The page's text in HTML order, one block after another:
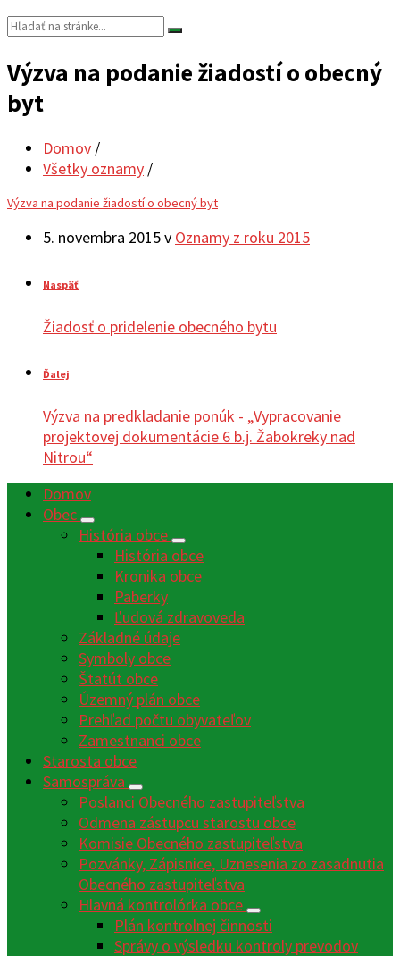
Vyhľadávanie:
Výzva na podanie žiadostí o obecný
byt
Domov /
Všetky oznamy /
Výzva na podanie žiadostí o obecný byt
5. novembra 2015v Oznamy z roku 2015
Naspäť
Žiadosť o pridelenie obecného bytu
Ďalej
Výzva na predkladanie ponúk - „Vypracovanie
projektovej dokumentácie 6 b.j. Žabokreky nad
Nitrou“
Domov
Obec
História obce
História obce
Kronika obce
Paberky
Ľudová zdravoveda
Základné údaje
Symboly obce
Štatút obce
Územný plán obce
Prehľad počtu obyvateľov
Zamestnanci obce
Starosta obce
Samospráva
Poslanci Obecného zastupiteľstva
Odmena zástupcu starostu obce
Komisie Obecného zastupiteľstva
Pozvánky, Zápisnice, Uznesenia zo zasadnutia
Obecného zastupiteľstva
Hlavná kontrolórka obce
Plán kontrolnej činnosti
Správy o výsledku kontroly prevodov